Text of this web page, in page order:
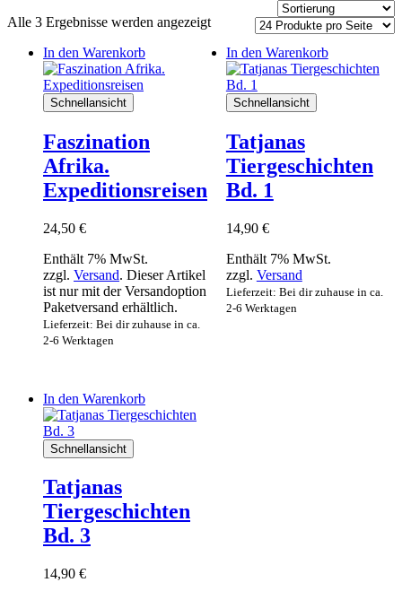
Alle 3 Ergebnisse werden angezeigt
In den Warenkorb
Schnellansicht
Faszination
Afrika.
Expeditionsreisen
24,50 €
Enthält 7% MwSt.
zzgl. Versand. Dieser Artikel
ist nur mit der Versandoption
Paketversand erhältlich.
Lieferzeit: Bei dir zuhause in ca.
2-6 Werktagen
In den Warenkorb
Schnellansicht
Tatjanas
Tiergeschichten
Bd. 1
14,90 €
Enthält 7% MwSt.
zzgl. Versand
Lieferzeit: Bei dir zuhause in ca.
2-6 Werktagen
In den Warenkorb
Schnellansicht
Tatjanas
Tiergeschichten
Bd. 3
14,90 €